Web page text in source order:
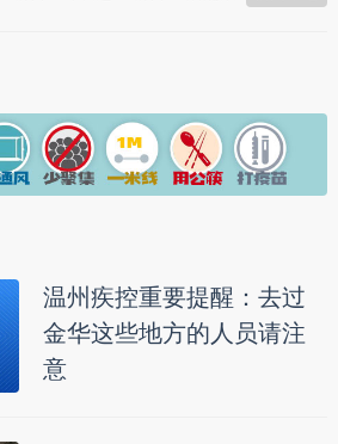
温州疾控重要提醒：去过
金华这些地方的人员请注
意